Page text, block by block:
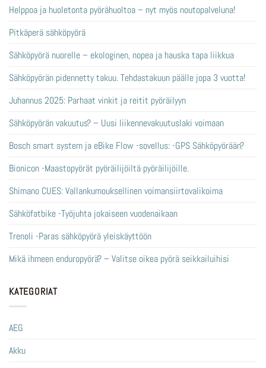
Helppoa ja huoletonta pyörähuoltoa – nyt myös noutopalveluna!
Pitkäperä sähköpyörä
Sähköpyörä nuorelle – ekologinen, nopea ja hauska tapa liikkua
Sähköpyörän pidennetty takuu. Tehdastakuun päälle jopa 3 vuotta!
Juhannus 2025: Parhaat vinkit ja reitit pyöräilyyn
Sähköpyörän vakuutus? – Uusi liikennevakuutuslaki voimaan
Bosch smart system ja eBike Flow -sovellus: -GPS Sähköpyörään?
Bionicon -Maastopyörät pyöräilijöiltä pyöräilijöille.
Shimano CUES: Vallankumouksellinen voimansiirtovalikoima
Sähköfatbike -Työjuhta jokaiseen vuodenaikaan
Trenoli -Paras sähköpyörä yleiskäyttöön
Mikä ihmeen enduropyörä? – Valitse oikea pyörä seikkailuihisi
KATEGORIAT
AEG
Akku